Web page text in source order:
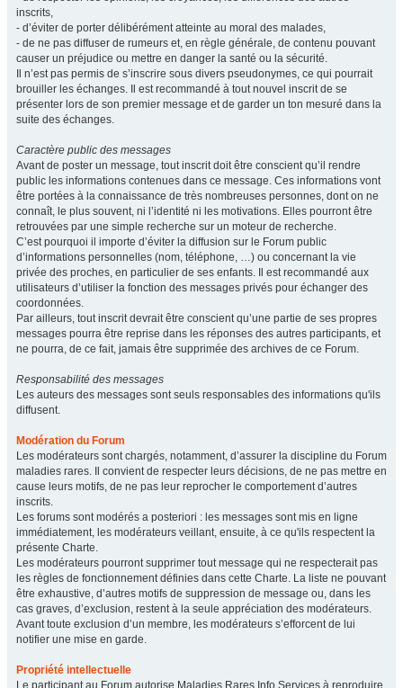
inscrits,
- d’éviter de porter délibérément atteinte au moral des malades,
- de ne pas diffuser de rumeurs et, en règle générale, de contenu pouvant
causer un préjudice ou mettre en danger la santé ou la sécurité.
Il n’est pas permis de s’inscrire sous divers pseudonymes, ce qui pourrait
brouiller les échanges. Il est recommandé à tout nouvel inscrit de se
présenter lors de son premier message et de garder un ton mesuré dans la
suite des échanges.
Caractère public des messages
Avant de poster un message, tout inscrit doit être conscient qu’il rendre
public les informations contenues dans ce message. Ces informations vont
être portées à la connaissance de très nombreuses personnes, dont on ne
connaît, le plus souvent, ni l’identité ni les motivations. Elles pourront être
retrouvées par une simple recherche sur un moteur de recherche.
C’est pourquoi il importe d’éviter la diffusion sur le Forum public
d’informations personnelles (nom, téléphone, …) ou concernant la vie
privée des proches, en particulier de ses enfants. Il est recommandé aux
utilisateurs d’utiliser la fonction des messages privés pour échanger des
coordonnées.
Par ailleurs, tout inscrit devrait être conscient qu’une partie de ses propres
messages pourra être reprise dans les réponses des autres participants, et
ne pourra, de ce fait, jamais être supprimée des archives de ce Forum.
Responsabilité des messages
Les auteurs des messages sont seuls responsables des informations qu'ils
diffusent.
Modération du Forum
Les modérateurs sont chargés, notamment, d’assurer la discipline du Forum
maladies rares. Il convient de respecter leurs décisions, de ne pas mettre en
cause leurs motifs, de ne pas leur reprocher le comportement d’autres
inscrits.
Les forums sont modérés a posteriori : les messages sont mis en ligne
immédiatement, les modérateurs veillant, ensuite, à ce qu'ils respectent la
présente Charte.
Les modérateurs pourront supprimer tout message qui ne respecterait pas
les règles de fonctionnement définies dans cette Charte. La liste ne pouvant
être exhaustive, d’autres motifs de suppression de message ou, dans les
cas graves, d’exclusion, restent à la seule appréciation des modérateurs.
Avant toute exclusion d’un membre, les modérateurs s’efforcent de lui
notifier une mise en garde.
Propriété intellectuelle
Le participant au Forum autorise Maladies Rares Info Services à reproduire,